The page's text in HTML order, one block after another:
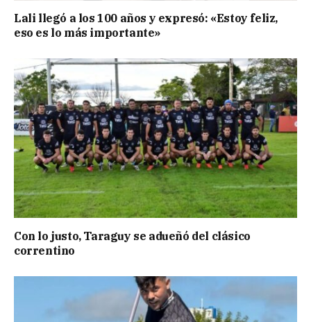
Lali llegó a los 100 años y expresó: «Estoy feliz,
eso es lo más importante»
Con lo justo, Taraguy se adueñó del clásico
correntino